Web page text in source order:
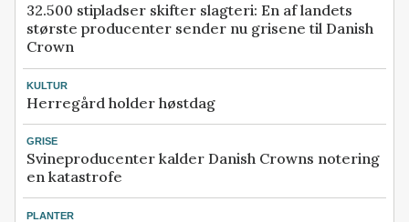
32.500 stipladser skifter slagteri: En af landets
største producenter sender nu grisene til Danish
Crown
KULTUR
Herregård holder høstdag
GRISE
Svineproducenter kalder Danish Crowns notering
en katastrofe
PLANTER